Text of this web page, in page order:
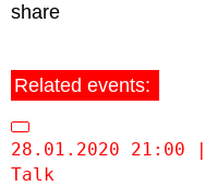
share
Related events:
28.01.2020 21:00
Talk